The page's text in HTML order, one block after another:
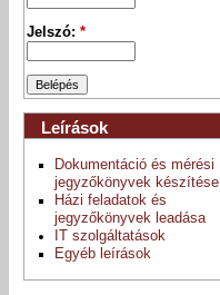
Jelszó:*
Leírások
Dokumentáció és mérési
jegyzőkönyvek készítése
Házi feladatok és
jegyzőkönyvek leadása
IT szolgáltatások
Egyéb leírások